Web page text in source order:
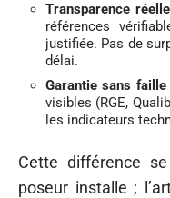
Transparence réelle
références
justifiée. Pas de
délai.
Garantie sans faille
visibles (RGE,
les indicateurs
Cette différence
poseur installe ;